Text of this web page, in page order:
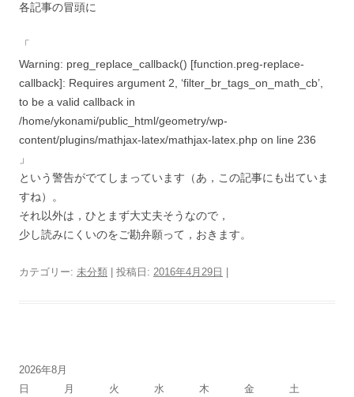
各記事の冒頭に
「
Warning: preg_replace_callback() [function.preg-replace-
callback]: Requires argument 2, ‘filter_br_tags_on_math_cb’,
to be a valid callback in
/home/ykonami/public_html/geometry/wp-
content/plugins/mathjax-latex/mathjax-latex.php on line 236
」
という警告がでてしまっています（あ，この記事にも出ていま
すね）。
それ以外は，ひとまず大丈夫そうなので，
少し読みにくいのをご勘弁願って，おきます。
カテゴリー: 未分類 | 投稿日: 2016年4月29日
2026年8月
日
月 火 水 木 金 土